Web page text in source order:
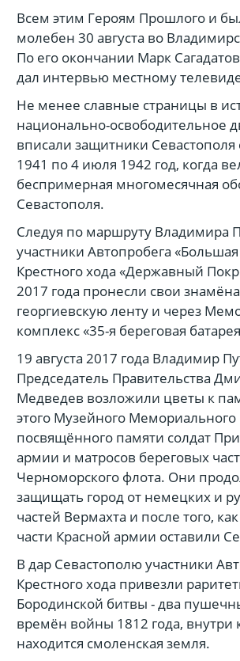
Всем этим Героям Прошлого и
молебен 30 августа во
По его окончании Марк
дал интервью местному
Не менее славные страницы в
национально-освободительное
вписали защитники Севастополя
1941 по 4 июля 1942 год, когда
беспримерная многомесячная
Севастополя.
Следуя по маршруту Владимира
участники Автопробега «Большая
Крестного хода «Державный
2017 года пронесли свои
георгиевскую ленту и через
комплекс «35-я береговая
19 августа 2017 года Владимир
Председатель Правительства
Медведев возложили цветы к
этого Музейного Мемориального
посвящённого памяти солдат
армии и матросов береговых
Черноморского флота. Они
защищать город от немецких и
частей Вермахта и после того,
части Красной армии оставили
В дар Севастополю участники
Крестного хода привезли
Бородинской битвы - два
времён войны 1812 года, внутри
находится смоленская земля.